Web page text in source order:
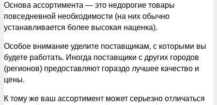
Основа ассортимента — это недорогие товары
повседневной необходимости (на них обычно
устанавливается более высокая наценка).
Особое внимание уделите поставщикам, с которыми вы
будете работать. Иногда поставщики с других городов
(регионов) предоставляют гораздо лучшее качество и
цены.
К тому же ваш ассортимент может серьезно отличаться